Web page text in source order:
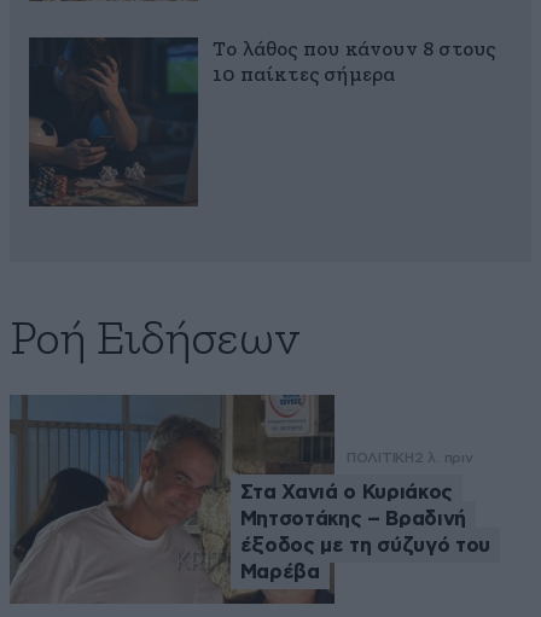
Το λάθος που κάνουν 8 στους
10 παίκτες σήμερα
Ροή Ειδήσεων
ΠΟΛΙΤΙΚΗ2 λ. πριν
Στα Χανιά ο Κυριάκος
Μητσοτάκης – Βραδινή
έξοδος με τη σύζυγό του
Μαρέβα